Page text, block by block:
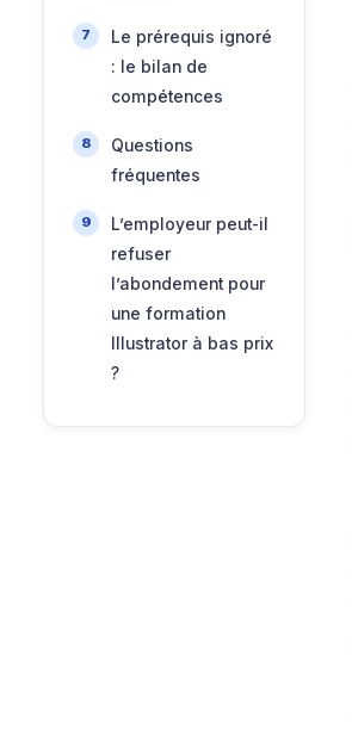
Le prérequis ignoré
: le bilan de
compétences
Questions
fréquentes
L’employeur peut-il
refuser
l’abondement pour
une formation
Illustrator à bas prix
?